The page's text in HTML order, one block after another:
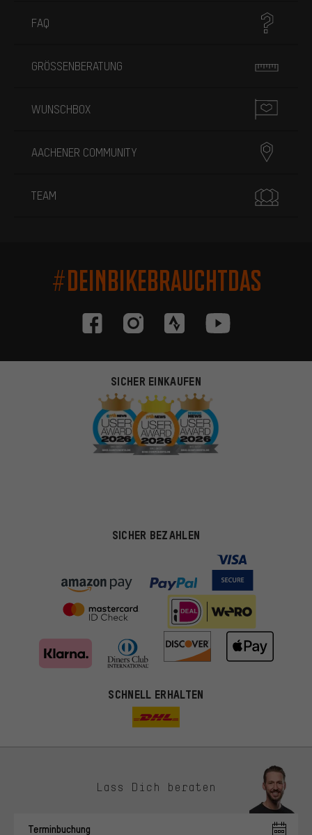
FAQ
GRÖSSENBERATUNG
WUNSCHBOX
AACHENER COMMUNITY
TEAM
#DEINBIKEBRAUCHTDAS
SICHER EINKAUFEN
SICHER BEZAHLEN
SCHNELL ERHALTEN
Lass Dich beraten
Terminbuchung
Du bekommst, statt zufälliger Werbung, genauer passende